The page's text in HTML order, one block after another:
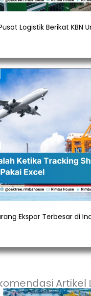
Logistik Berikat KBN
Ekspor Terbesar di
Artikel